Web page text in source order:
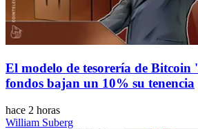
El modelo de tesorería de Bitcoin
fondos bajan un 10% su tenencia
hace 2 horas
William Suberg